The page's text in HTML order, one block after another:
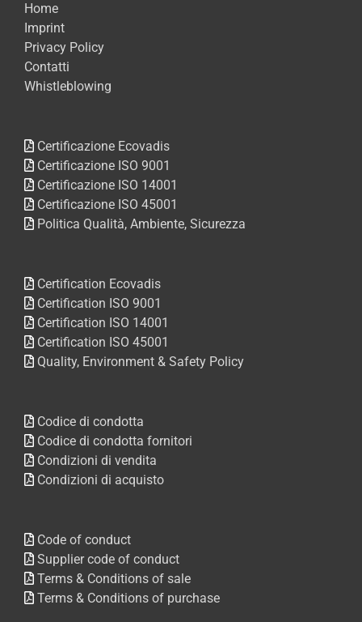
Home
Imprint
Privacy Policy
Contatti
Whistleblowing
Certificazione Ecovadis
Certificazione ISO 9001
Certificazione ISO 14001
Certificazione ISO 45001
Politica Qualità, Ambiente, Sicurezza
Certification Ecovadis
Certification ISO 9001
Certification ISO 14001
Certification ISO 45001
Quality, Environment & Safety Policy
Codice di condotta
Codice di condotta fornitori
Condizioni di vendita
Condizioni di acquisto
Code of conduct
Supplier code of conduct
Terms & Conditions of sale
Terms & Conditions of purchase